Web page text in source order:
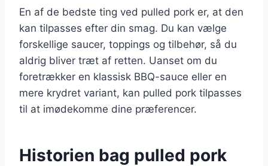
En af de bedste ting ved pulled pork er, at den
kan tilpasses efter din smag. Du kan vælge
forskellige saucer, toppings og tilbehør, så du
aldrig bliver træt af retten. Uanset om du
foretrækker en klassisk BBQ-sauce eller en
mere krydret variant, kan pulled pork tilpasses
til at imødekomme dine præferencer.
Historien bag pulled pork